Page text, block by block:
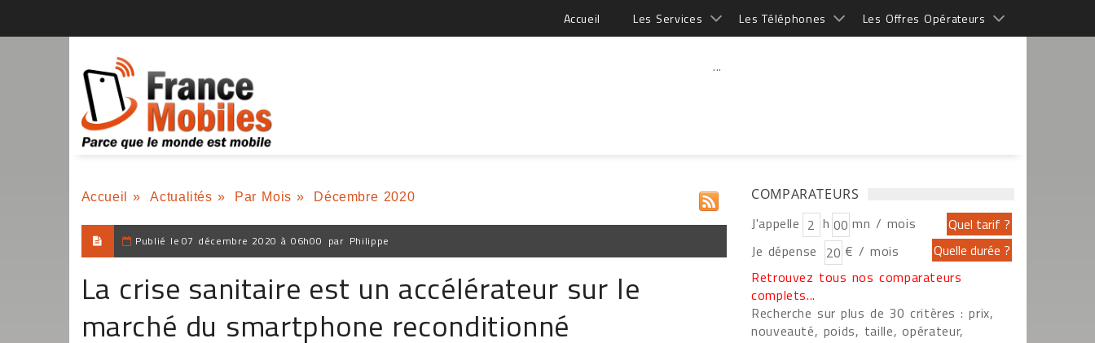
Accueil Les Services Les Téléphones Les Offres Opérateurs
...
Accueil » Actualités » Par Mois » Décembre 2020
Publié le 07 décembre 2020 à 06h00 par Philippe
La crise sanitaire est un accélérateur sur le
marché du smartphone reconditionné
COMPARATEURS
J'appelle h
mn / mois
Je dépense
€ / mois
Retrouvez tous nos comparateurs
complets...
Recherche sur plus de 30 critères : prix,
nouveauté, poids, taille, opérateur,